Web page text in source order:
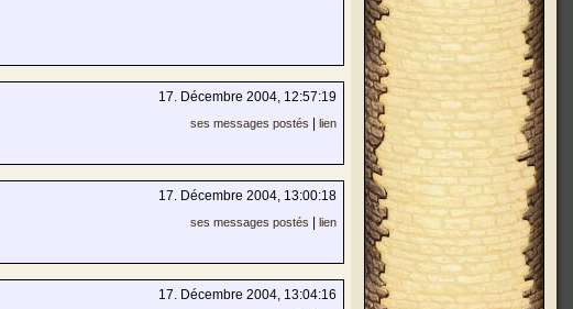
17. Décembre 2004, 12:57:19
ses messages postés lien
17. Décembre 2004, 13:00:18
ses messages postés lien
17. Décembre 2004, 13:04:16